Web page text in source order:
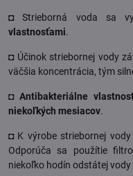
◘ Strieborná voda sa
vlastnosťami.
◘ Účinok striebornej vody
väčšia koncentrácia, tým
◘ Antibakteriálne
niekoľkých mesiacov.
◘ K výrobe striebornej
Odporúča sa použítie
niekoľko hodín odstátej vody